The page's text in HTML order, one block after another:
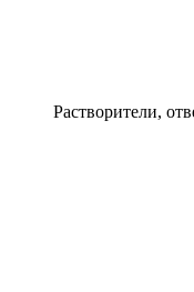
Растворители,